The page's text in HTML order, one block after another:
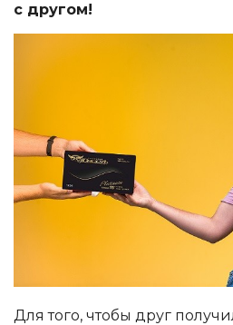
с другом!
Для того, чтобы друг